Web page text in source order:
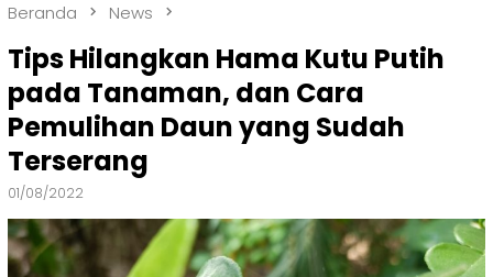
Beranda News
Tips Hilangkan Hama Kutu Putih
pada Tanaman, dan Cara
Pemulihan Daun yang Sudah
Terserang
01/08/2022